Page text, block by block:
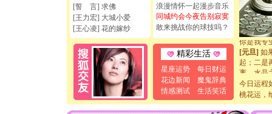
[誓 言] 求佛
[王力宏] 大城小爱
[王心凌] 花的嫁纱
浪漫情怀一起漫步音乐
同城约会今夜告别寂寞
敢来挑战你的球技吗？
精彩生活
星座运势
每日财运
花边新闻
魔鬼辞典
情感测试
生活笑话
如意,快
[元旦]看
断电。爱
你是我专
[元旦]如
起；二是
离。水晶
[元旦]
当
泣，这
卖了。水
[春节]风
今日运程
桃花运，